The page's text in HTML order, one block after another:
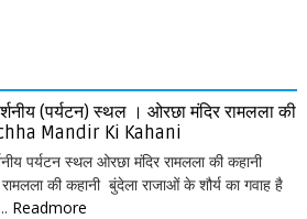
(पर्यटन) स्थल । ओरछा मंदिर रामलला की
Mandir Ki Kahani
पर्यटन स्थल ओरछा मंदिर रामलला की कहानी
की कहानी बुंदेला राजाओं के शौर्य का गवाह है
Readmore